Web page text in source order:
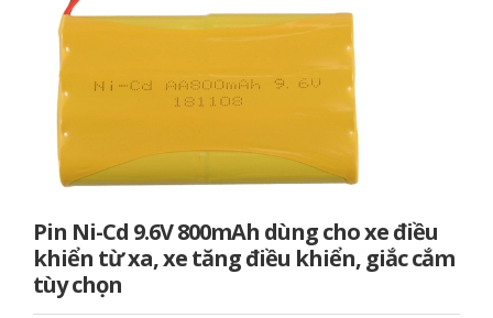
Pin Ni-Cd 9.6V 800mAh dùng cho xe điều
khiển từ xa, xe tăng điều khiển, giắc cắm
tùy chọn